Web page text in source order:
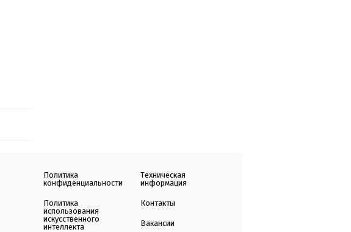
Политика
конфиденциальности
Политика
использования
искусственного
интеллекта
Техническая
информация
Контакты
Вакансии